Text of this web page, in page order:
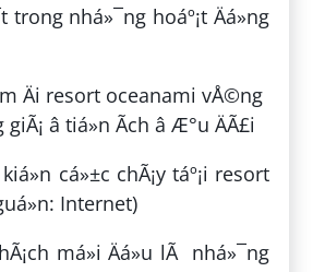
nhá»¯ng hoáº¡t Äá»ng
cá»±c chÃ¡y táº¡i resort
Internet)
má»i Äá»u lÃ nhá»¯ng